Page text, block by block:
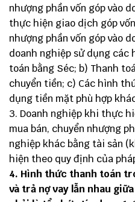
nhượng phần vốn góp vào
thực hiện giao dịch góp
nhượng phần vốn góp vào
doanh nghiệp sử dụng các
toán bằng Séc; b) Thanh
chuyển tiền; c) Các hình
dụng tiền mặt phù hợp
3. Doanh nghiệp khi thực
mua bán, chuyển nhượng
nghiệp khác bằng tài sản
hiện theo quy định của
4. Hình thức thanh toán
và trả nợ vay lẫn nhau